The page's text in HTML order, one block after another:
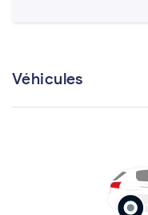
Véhicules